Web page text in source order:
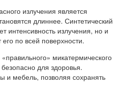
излучения является
длиннее. Синтетический
интенсивность излучения, но и
по всей поверхности.
микатермического
для здоровья.
и мебель, позволяя сохранять